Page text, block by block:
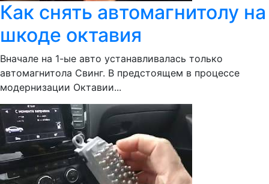
Как снять автомагнитолу на
шкоде октавия
Вначале на 1-ые авто устанавливалась только
автомагнитола Свинг. В предстоящем в процессе
модернизации Октавии...